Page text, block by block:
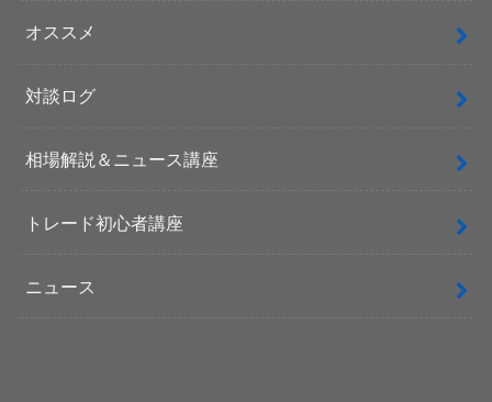
オススメ
対談ログ
相場解説＆ニュース講座
トレード初心者講座
ニュース